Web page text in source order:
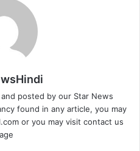
posted by our Star News
found in any article, you may
or you may visit contact us